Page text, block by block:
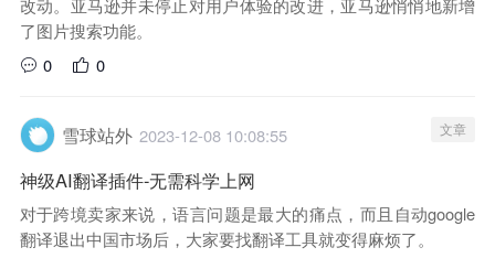
了图片搜索功能。
0
0
雪球站外 2023-12-08 10:08:55 文章
神级AI翻译插件-无需科学上网
对于跨境卖家来说，语言问题是最大的痛点，而且自动google
翻译退出中国市场后，大家要找翻译工具就变得麻烦了。